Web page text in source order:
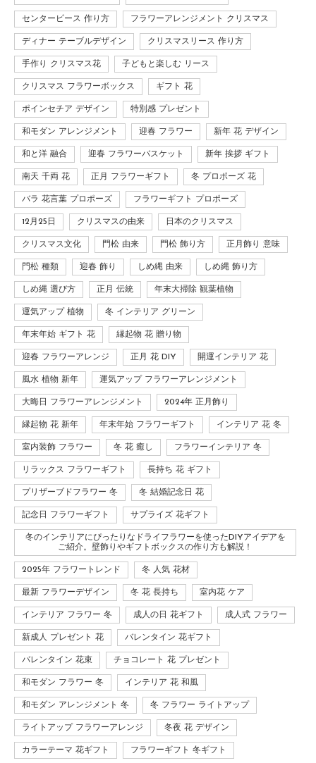
センターピース 作り方 フラワーアレンジメント クリスマス
ディナー テーブルデザイン クリスマスリース 作り方
手作り クリスマス花 子どもと楽しむ リース
クリスマス フラワーボックス ギフト 花
ポインセチア デザイン 特別感 プレゼント
和モダン アレンジメント 迎春 フラワー 新年 花 デザイン
和と洋 融合 迎春 フラワーバスケット 新年 挨拶 ギフト
南天 千両 花 正月 フラワーギフト 冬 プロポーズ 花
バラ 花言葉 プロポーズ フラワーギフト プロポーズ
12月25日 クリスマスの由来 日本のクリスマス
クリスマス文化 門松 由来 門松 飾り方 正月飾り 意味
門松 種類 迎春 飾り しめ縄 由来 しめ縄 飾り方
しめ縄 選び方 正月 伝統 年末大掃除 観葉植物
運気アップ 植物 冬 インテリア グリーン
年末年始 ギフト 花 縁起物 花 贈り物
迎春 フラワーアレンジ 正月 花 DIY 開運インテリア 花
風水 植物 新年 運気アップ フラワーアレンジメント
大晦日 フラワーアレンジメント 2024年 正月飾り
縁起物 花 新年 年末年始 フラワーギフト インテリア 花 冬
室内装飾 フラワー 冬 花 癒し フラワーインテリア 冬
リラックス フラワーギフト 長持ち 花 ギフト
プリザーブドフラワー 冬 冬 結婚記念日 花
記念日 フラワーギフト サプライズ 花ギフト
冬のインテリアにぴったりなドライフラワーを使ったDIYアイデアを
ご紹介。壁飾りやギフトボックスの作り方も解説！
2025年 フラワートレンド 冬 人気 花材
最新 フラワーデザイン 冬 花 長持ち 室内花 ケア
インテリア フラワー 冬 成人の日 花ギフト 成人式 フラワー
新成人 プレゼント 花 バレンタイン 花ギフト
バレンタイン 花束 チョコレート 花 プレゼント
和モダン フラワー 冬 インテリア 花 和風
和モダン アレンジメント 冬 冬 フラワー ライトアップ
ライトアップ フラワーアレンジ 冬夜 花 デザイン
カラーテーマ 花ギフト フラワーギフト 冬ギフト